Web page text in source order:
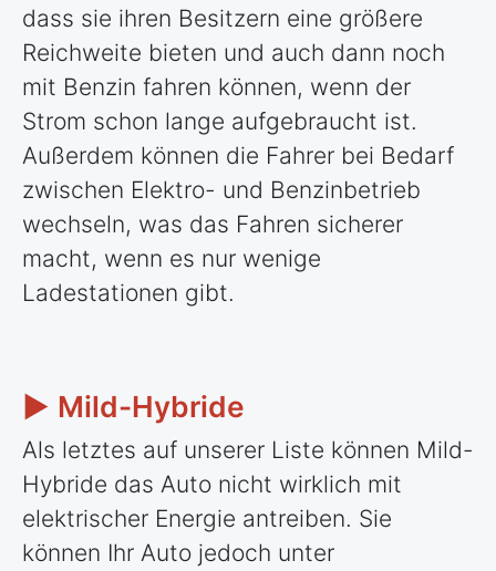
dass sie ihren Besitzern eine größere
Reichweite bieten und auch dann noch
mit Benzin fahren können, wenn der
Strom schon lange aufgebraucht ist.
Außerdem können die Fahrer bei Bedarf
zwischen Elektro- und Benzinbetrieb
wechseln, was das Fahren sicherer
macht, wenn es nur wenige
Ladestationen gibt.
► Mild-Hybride
Als letztes auf unserer Liste können Mild-
Hybride das Auto nicht wirklich mit
elektrischer Energie antreiben. Sie
können Ihr Auto jedoch unter